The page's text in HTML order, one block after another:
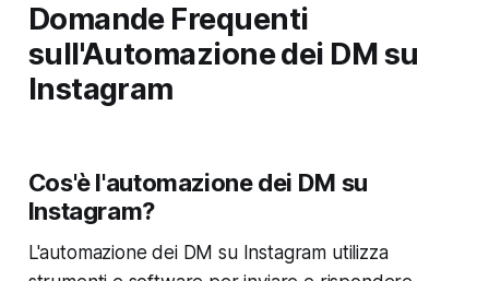
Domande Frequenti
sull'Automazione dei DM su
Instagram
Cos'è l'automazione dei DM su
Instagram?
L'automazione dei DM su Instagram utilizza